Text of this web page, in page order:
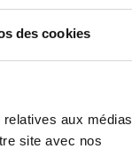
des cookies
aux médias
site avec nos